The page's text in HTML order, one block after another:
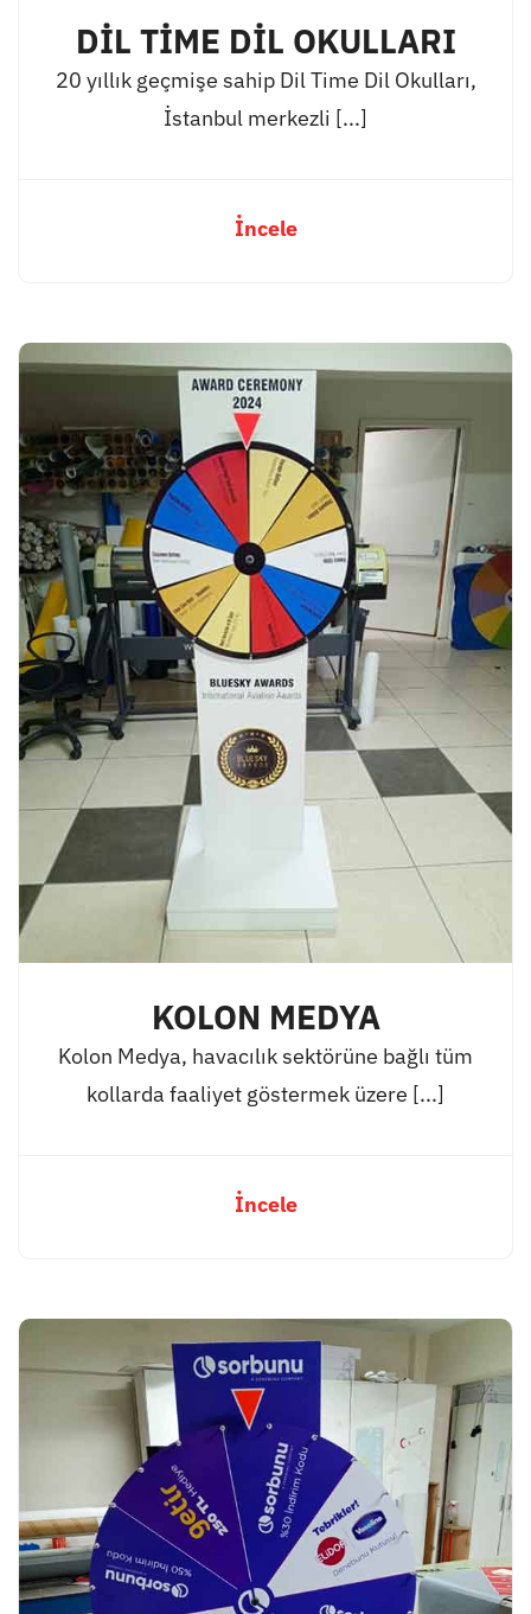
DİL TİME DİL OKULLARI
20 yıllık geçmişe sahip Dil Time Dil Okulları,
İstanbul merkezli [...]
İncele
KOLON MEDYA
Kolon Medya, havacılık sektörüne bağlı tüm
kollarda faaliyet göstermek üzere [...]
İncele